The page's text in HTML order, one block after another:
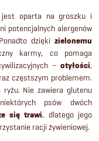
oparta na groszku i
potencjalnych alergenów
dzięki zielonemu
karmy, co pomaga
– otyłości,
częstszym problemem.
Nie zawiera glutenu
psów dwóch
się trawi, dlatego jego
racji żywieniowej.